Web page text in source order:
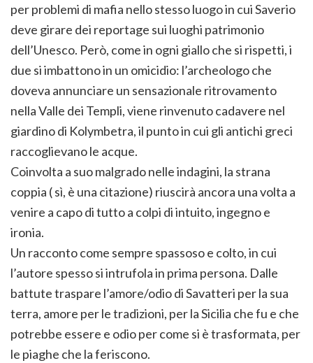
per problemi di mafia nello stesso luogo in cui Saverio
deve girare dei reportage sui luoghi patrimonio
dell’Unesco. Però, come in ogni giallo che si rispetti, i
due si imbattono in un omicidio: l’archeologo che
doveva annunciare un sensazionale ritrovamento
nella Valle dei Templi, viene rinvenuto cadavere nel
giardino di Kolymbetra, il punto in cui gli antichi greci
raccoglievano le acque.
Coinvolta a suo malgrado nelle indagini, la strana
coppia ( sì, è una citazione) riuscirà ancora una volta a
venire a capo di tutto a colpi di intuito, ingegno e
ironia.
Un racconto come sempre spassoso e colto, in cui
l’autore spesso si intrufola in prima persona. Dalle
battute traspare l’amore/odio di Savatteri per la sua
terra, amore per le tradizioni, per la Sicilia che fu e che
potrebbe essere e odio per come si è trasformata, per
le piaghe che la feriscono.